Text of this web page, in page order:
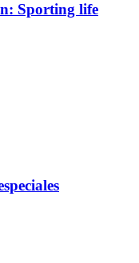
Sporting life